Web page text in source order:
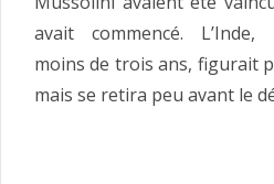
avait commencé. L’Inde,
moins de trois ans, figurait
mais se retira peu avant le